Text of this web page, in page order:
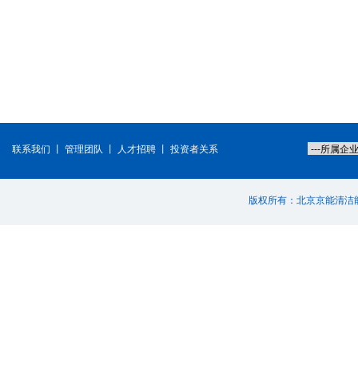
联系我们 管理团队 人才招聘 投资者关系
版权所有：北京京能清